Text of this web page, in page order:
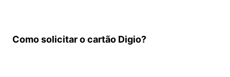
Como solicitar o cartão Digio?